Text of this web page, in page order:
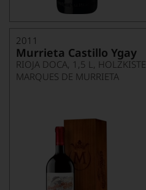
2011
Murrieta Castillo Ygay
RIOJA DOCA, 1,5 L, HOLZKISTE
MARQUES DE MURRIETA